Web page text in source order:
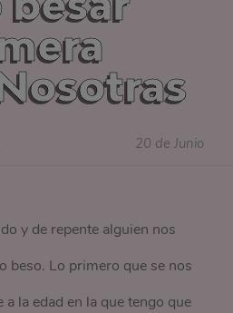
20 de Junio
y de repente alguien nos
beso. Lo primero que se nos
a la edad en la que tengo que